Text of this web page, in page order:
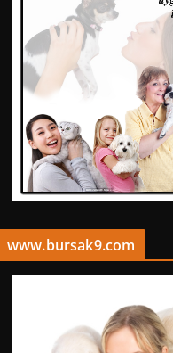
www.bursak9.com